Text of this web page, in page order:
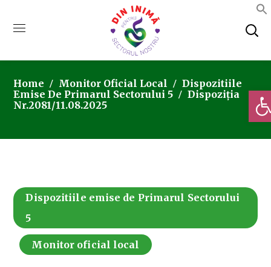
Home Monitor Oficial Local
Dispozitiile
Emise De Primarul Sectorului 5
Dispoziția
Nr.2081/11.08.2025
Dispozitiile emise de Primarul Sectorului
5
Monitor oficial local